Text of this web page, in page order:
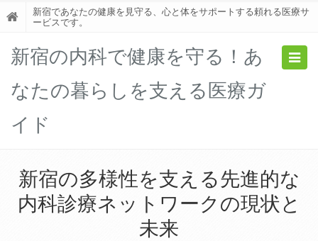
新宿であなたの健康を見守る、心と体をサポートする頼れる医療サ
ービスです。
新宿の内科で健康を守る！あ
なたの暮らしを支える医療ガ
イド
新宿の多様性を支える先進的な
内科診療ネットワークの現状と
未来